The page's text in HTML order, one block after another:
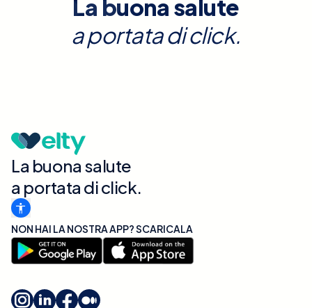
La buona salute
a portata di click.
La buona salute
a portata di click.
NON HAI LA NOSTRA APP? SCARICALA